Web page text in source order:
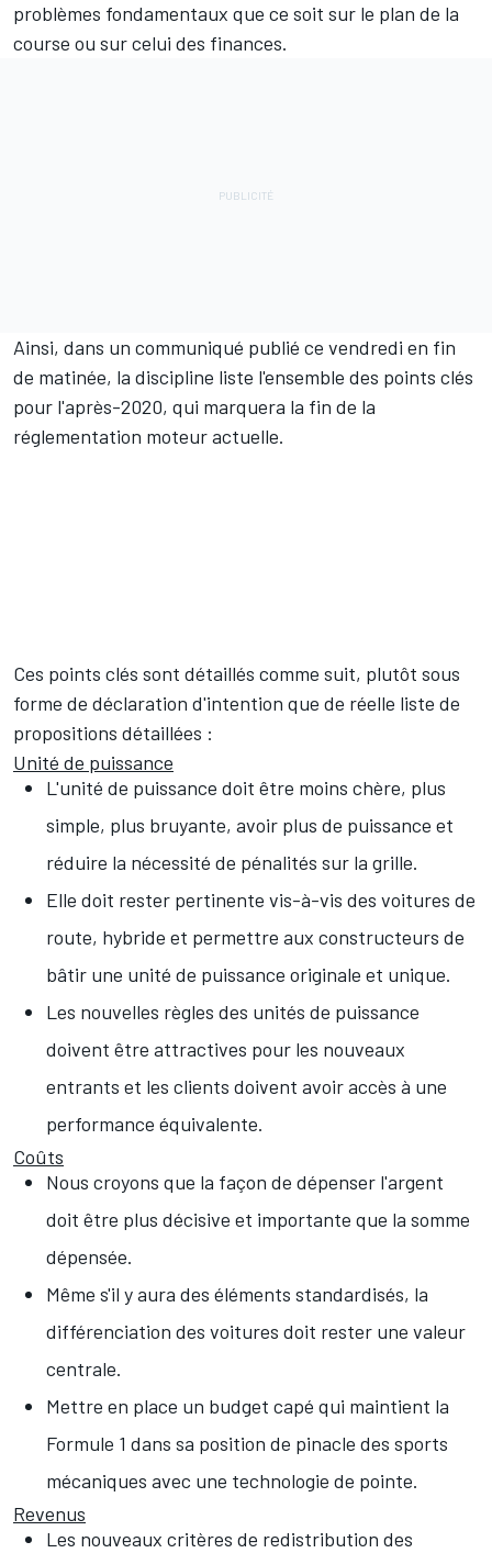
problèmes fondamentaux que ce soit sur le plan de la
course ou sur celui des finances.
Ainsi, dans un communiqué publié ce vendredi en fin
de matinée, la discipline liste l'ensemble des points clés
pour l'après-2020, qui marquera la fin de la
réglementation moteur actuelle.
Ces points clés sont détaillés comme suit, plutôt sous
forme de déclaration d'intention que de réelle liste de
propositions détaillées :
Unité de puissance
L'unité de puissance doit être moins chère, plus
simple, plus bruyante, avoir plus de puissance et
réduire la nécessité de pénalités sur la grille.
Elle doit rester pertinente vis-à-vis des voitures de
route, hybride et permettre aux constructeurs de
bâtir une unité de puissance originale et unique.
Les nouvelles règles des unités de puissance
doivent être attractives pour les nouveaux
entrants et les clients doivent avoir accès à une
performance équivalente.
Coûts
Nous croyons que la façon de dépenser l'argent
doit être plus décisive et importante que la somme
dépensée.
Même s'il y aura des éléments standardisés, la
différenciation des voitures doit rester une valeur
centrale.
Mettre en place un budget capé qui maintient la
Formule 1 dans sa position de pinacle des sports
mécaniques avec une technologie de pointe.
Revenus
Les nouveaux critères de redistribution des